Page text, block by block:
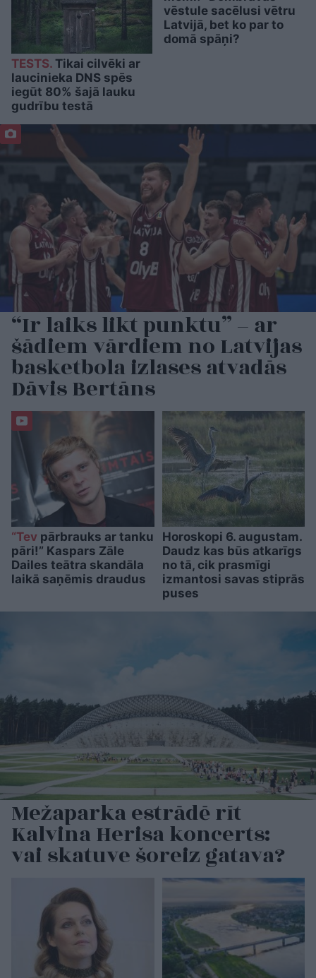
TESTS. Tikai cilvēki ar
laucinieka DNS spēs
iegūt 80% šajā lauku
gudrību testā
vēstule sacēlusi vētru
Latvijā, bet ko par to
domā spāņi?
“Ir laiks likt punktu” – ar
šādiem vārdiem no Latvijas
basketbola izlases atvadās
Dāvis Bertāns
“Tev pārbrauks ar tanku
pāri!” Kaspars Zāle
Dailes teātra skandāla
laikā saņēmis draudus
Horoskopi 6. augustam.
Daudz kas būs atkarīgs
no tā, cik prasmīgi
izmantosi savas stiprās
puses
Mežaparka estrādē rīt
Kalvina Herisa koncerts:
vai skatuve šoreiz gatava?